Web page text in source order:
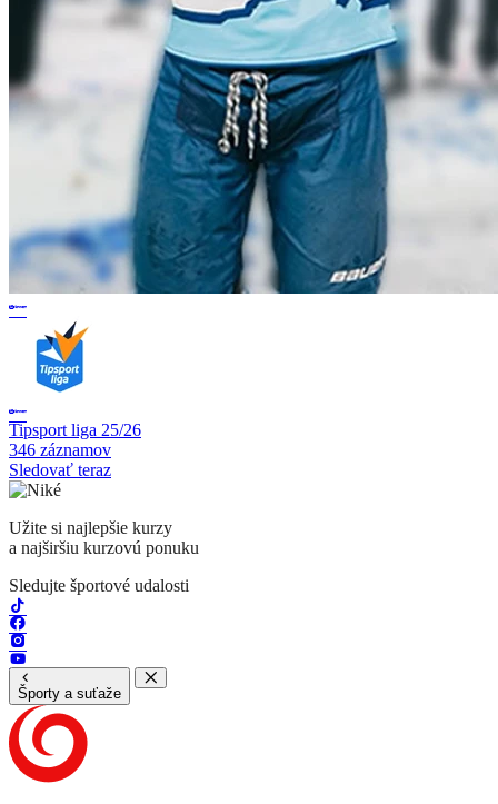
Tipsport liga 25/26
346 záznamov
Sledovať teraz
Užite si najlepšie kurzy
a najširšiu kurzovú ponuku
Sledujte športové udalosti
Športy a suťaže